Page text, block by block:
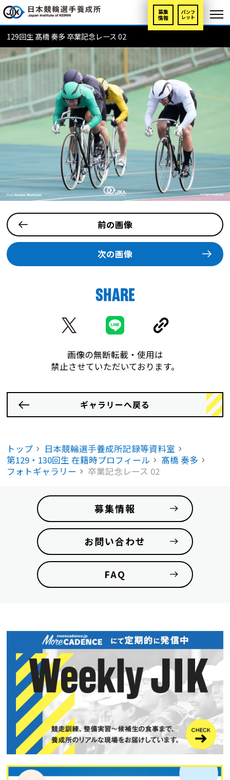
募集
情報
パンフ
レット
129回生 髙橋 奏多 卒業記念レース 02
前の画像
次の画像
SHARE
画像の無断転載・使用は
禁止させていただいております。
ギャラリーへ戻る
トップ
日本競輪選手養成所記録等資料室
第129・130回生 在籍時プロフィール
髙橋 奏多
フォトギャラリー
卒業記念レース 02
募集情報
お問い合わせ
FAQ